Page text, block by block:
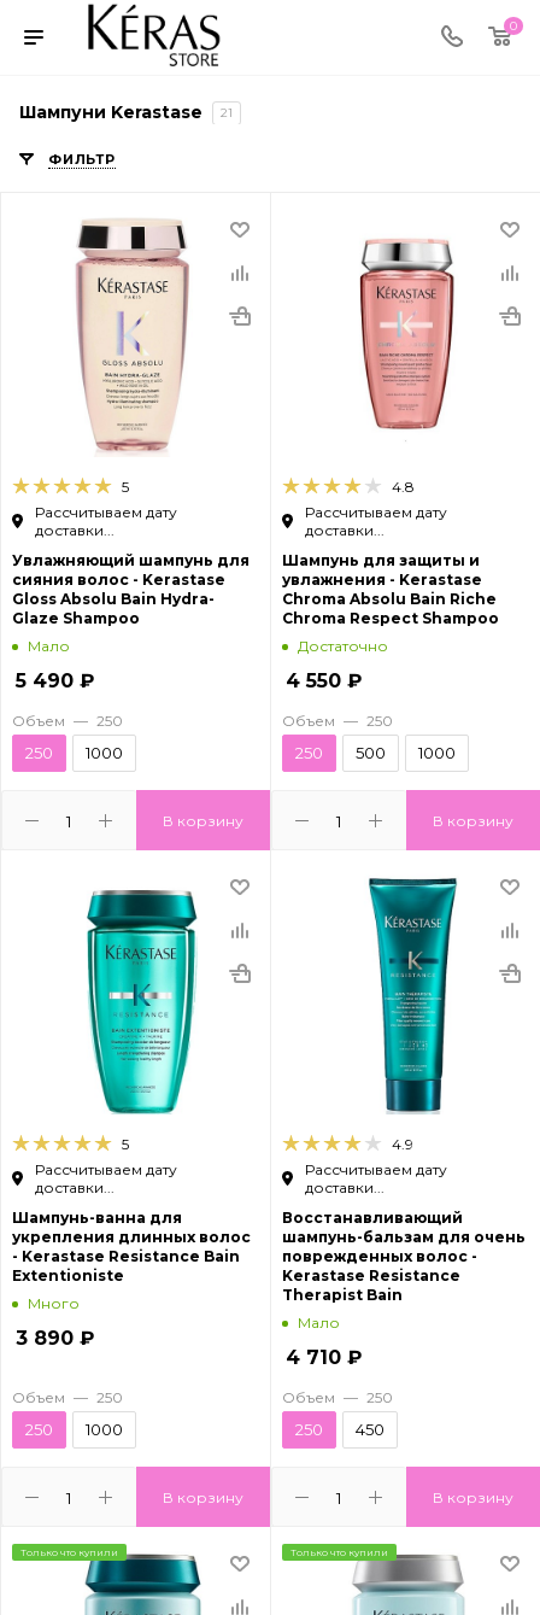
0
Шампуни Kerastase 21
ФИЛЬТР
5
Рассчитываем дату
доставки...
Увлажняющий шампунь для
сияния волос - Kerastase
Gloss Absolu Bain Hydra-
Glaze Shampoo
Мало
5 490 ₽
В корзину
Объем — 250
250 1000
4.8
Рассчитываем дату
доставки...
Шампунь для защиты и
увлажнения - Kerastase
Chroma Absolu Bain Riche
Chroma Respect Shampoo
Достаточно
4 550 ₽
В корзину
Объем — 250
250 500 1000
5
Рассчитываем дату
доставки...
Шампунь-ванна для
укрепления длинных волос
- Kerastase Resistance Bain
Extentioniste
Много
3 890 ₽
В корзину
Объем — 250
250 1000
4.9
Рассчитываем дату
доставки...
Восстанавливающий
шампунь-бальзам для очень
поврежденных волос -
Kerastase Resistance
Therapist Bain
Мало
4 710 ₽
В корзину
Объем — 250
250 450
Только что купили Только что купили